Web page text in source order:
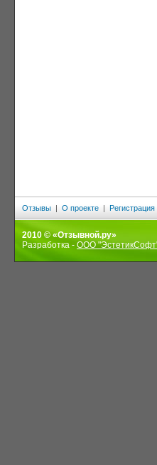
Отзывы | О проекте | Регистрация
2010 © «Отзывной.ру»
Разработка - ООО